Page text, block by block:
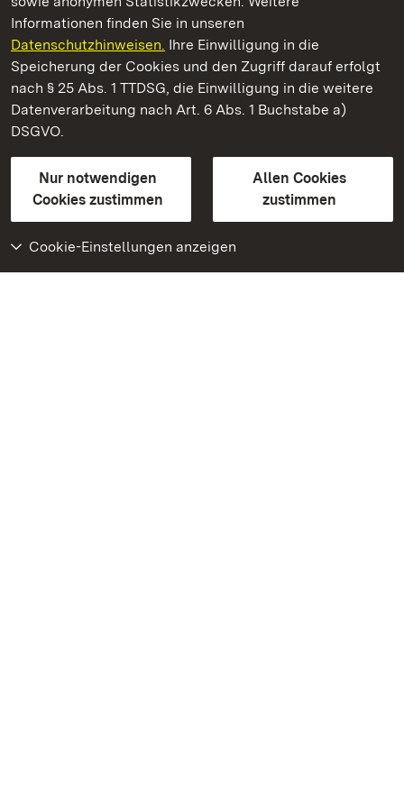
Informationen finden Sie in unseren
Datenschutzhinweisen. Ihre Einwilligung in die
Speicherung der Cookies und den Zugriff darauf erfolgt
nach § 25 Abs. 1 TTDSG, die Einwilligung in die weitere
Datenverarbeitung nach Art. 6 Abs. 1 Buchstabe a)
DSGVO.
Nur notwendigen
Cookies zustimmen
Allen Cookies
zustimmen
Cookie-Einstellungen anzeigen
Staatliche Schlösser und Gärten Baden‑Württemberg
Staatliche Schlösser und Gärten Baden-Württemberg
Kontakt
GebärdenspracheLeichte Sprache
Erklärung zur Barrierefreiheit
BITV-konform (geprüfte Seiten)
Weiteres